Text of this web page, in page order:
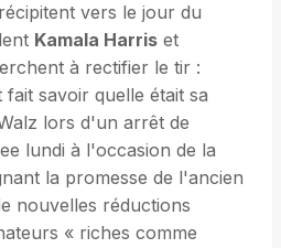
vers le jour du
Kamala Harris et
à rectifier le tir :
savoir quelle était sa
lors d'un arrêt de
lundi à l'occasion de la
la promesse de l'ancien
nouvelles réductions
« riches comme